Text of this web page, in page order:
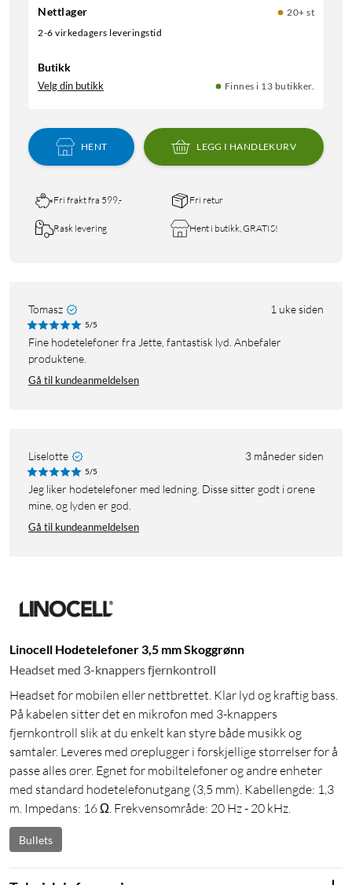
Nettlager
20+ st
2-6 virkedagers leveringstid
Butikk
Velg din butikk Finnes i 13 butikker.
HENT LEGG I HANDLEKURV
Fri frakt fra 599,- Fri retur
Rask levering Hent i butikk, GRATIS!
Tomasz 1 uke siden
5/5
Fine hodetelefoner fra Jette, fantastisk lyd. Anbefaler
produktene.
Gå til kundeanmeldelsen
Liselotte 3 måneder siden
5/5
Jeg liker hodetelefoner med ledning. Disse sitter godt i ørene
mine, og lyden er god.
Gå til kundeanmeldelsen
Linocell Hodetelefoner 3,5 mm Skoggrønn
Headset med 3-knappers fjernkontroll
Headset for mobilen eller nettbrettet. Klar lyd og kraftig bass.
På kabelen sitter det en mikrofon med 3-knappers
fjernkontroll slik at du enkelt kan styre både musikk og
samtaler. Leveres med øreplugger i forskjellige størrelser for å
passe alles ører. Egnet for mobiltelefoner og andre enheter
med standard hodetelefonutgang (3,5 mm). Kabellengde: 1,3
m. Impedans: 16 Ω. Frekvensområde: 20 Hz - 20 kHz.
Bullets